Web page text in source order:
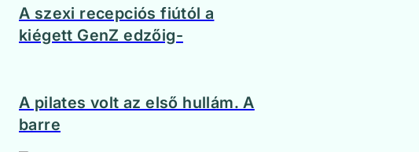
A szexi recepciós fiútól a
kiégett GenZ edzőig-
A pilates volt az első hullám. A
barre